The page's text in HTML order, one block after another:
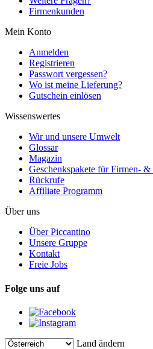
Firmenkunden
Mein Konto
Anmelden
Registrieren
Passwort vergessen?
Wo ist meine Lieferung?
Gutschein einlösen
Wissenswertes
Wir und unsere Umwelt
Glossar
Magazin
Geschenkspakete für Firmen-
Rückrufe
Affiliate Programm
Über uns
Über Piccantino
Unsere Gruppe
Kontakt
Freie Jobs
Folge uns auf
Land ändern